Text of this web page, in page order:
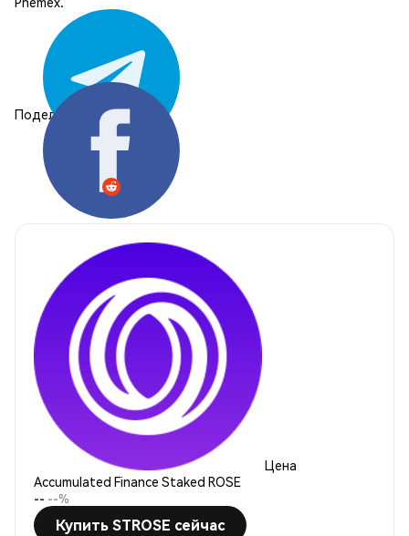
Поделиться:
Цена
Accumulated Finance Staked ROSE
-- --%
Купить STROSE сейчас